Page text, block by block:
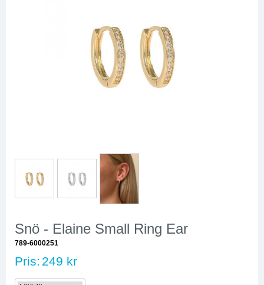
Snö - Elaine Small Ring Ear
789-6000251
Pris: 249 kr